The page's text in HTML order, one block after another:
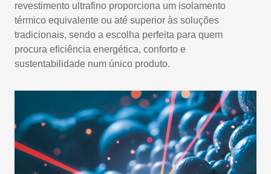
revestimento ultrafino proporciona um isolamento
térmico equivalente ou até superior às soluções
tradicionais, sendo a escolha perfeita para quem
procura eficiência energética, conforto e
sustentabilidade num único produto.